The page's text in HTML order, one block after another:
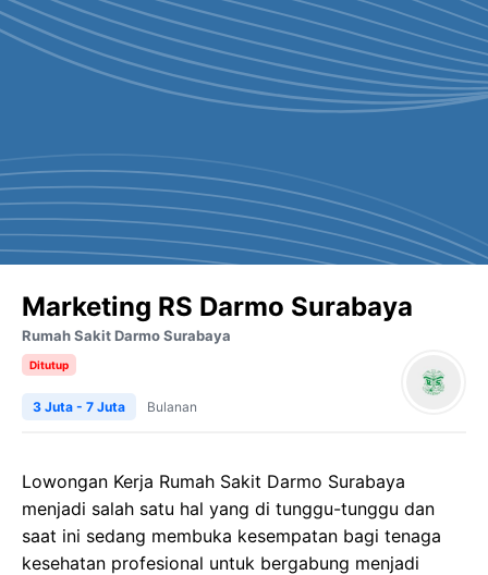
Marketing RS Darmo Surabaya
Rumah Sakit Darmo Surabaya
Ditutup
3 Juta - 7 Juta Bulanan
Lowongan Kerja Rumah Sakit Darmo Surabaya
menjadi salah satu hal yang di tunggu-tunggu dan
saat ini sedang membuka kesempatan bagi tenaga
kesehatan profesional untuk bergabung menjadi